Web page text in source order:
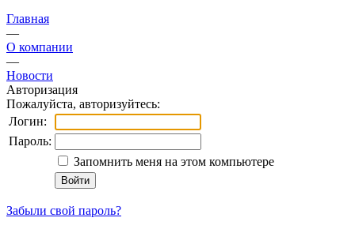
Главная
—
О компании
—
Новости
Авторизация
Пожалуйста, авторизуйтесь:
Логин:
Пароль:
Запомнить меня на этом компьютере
Забыли свой пароль?